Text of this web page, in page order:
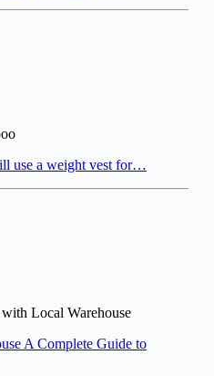
use a weight vest for…
Local Warehouse
A Complete Guide to